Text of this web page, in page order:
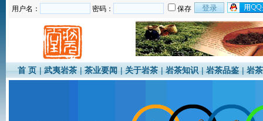
用户名： 密码： 保存
首 页 |武夷岩茶 |茶业要闻 |关于岩茶 |岩茶知识 |岩茶品鉴 |岩